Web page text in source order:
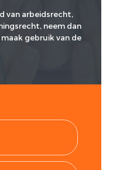
van arbeidsrecht,
neem dan
gebruik van de